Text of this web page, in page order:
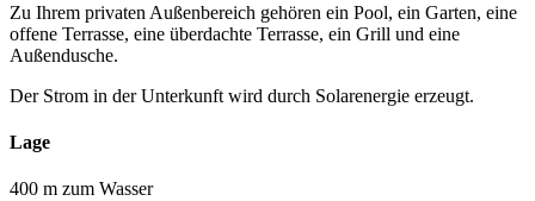
Zu Ihrem privaten Außenbereich gehören ein Pool, ein Garten, eine
offene Terrasse, eine überdachte Terrasse, ein Grill und eine
Außendusche.
Der Strom in der Unterkunft wird durch Solarenergie erzeugt.
Lage
400 m zum Wasser